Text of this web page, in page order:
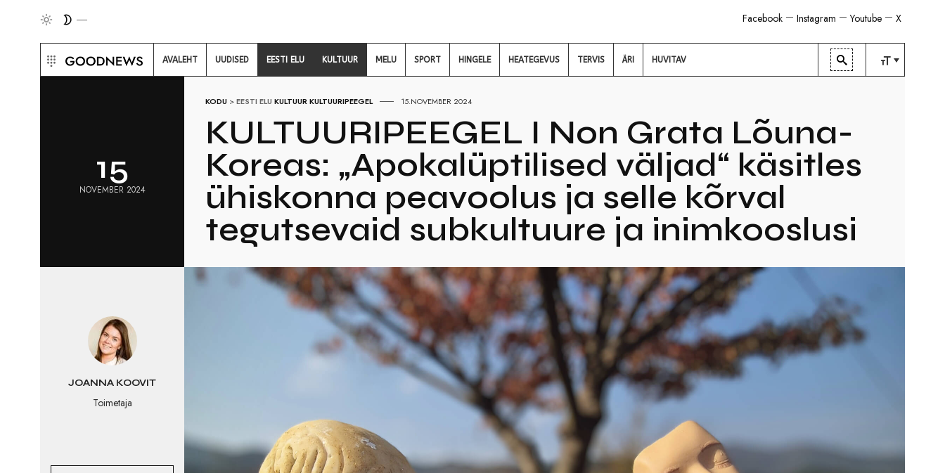
X
Youtube
Instagram
Facebook
AVALEHT UUDISED EESTI ELU KULTUUR MELU SPORT HINGELE HEATEGEVUS TERVIS ÄRI HUVITAV
15
NOVEMBER 2024
KODU >EESTI ELU KULTUURKULTUURIPEEGEL 15.NOVEMBER 2024
KULTUURIPEEGEL I Non Grata Lõuna-
Koreas: „Apokalüptilised väljad“ käsitles
ühiskonna peavoolus ja selle kõrval
tegutsevaid subkultuure ja inimkooslusi
JOANNA KOOVIT
Toimetaja